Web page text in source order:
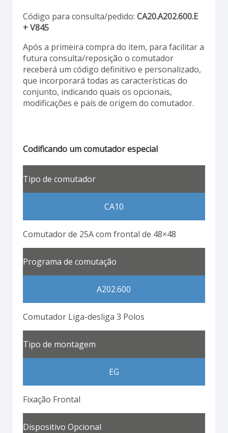
Código para consulta/pedido: CA20.A202.600.E
+ V845
Após a primeira compra do item, para facilitar a
futura consulta/reposição o comutador
receberá um código definitivo e personalizado,
que incorporará todas as características do
conjunto, indicando quais os opcionais,
modificações e país de origem do comutador.
Codificando um comutador especial
Tipo de comutador
CA10
Comutador de 25A com frontal de 48×48
Programa de comutação
A202.600
Comutador Liga-desliga 3 Polos
Tipo de montagem
EG
Fixação Frontal
Dispositivo Opcional